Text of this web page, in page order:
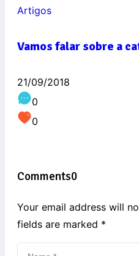
Artigos
Vamos falar sobre a
21/09/2018
0
0
Comments0
Your email address will
fields are marked *